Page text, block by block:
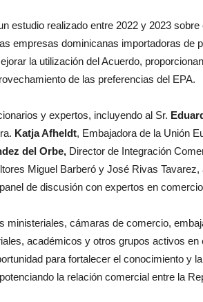
estudio realizado entre 2022 y 2023 sobre
empresas dominicanas importadoras de
la utilización del Acuerdo,
de las preferencias del EPA.
y expertos, incluyendo al Sr.
Katja Afheldt, Embajadora de la Unión
del Orbe, Director de Integración
Miguel Barberó y José Rivas Tavarez,
de discusión con expertos en
ministeriales, cámaras de comercio,
académicos y otros grupos activos en
para fortalecer el conocimiento y
la relación comercial entre la